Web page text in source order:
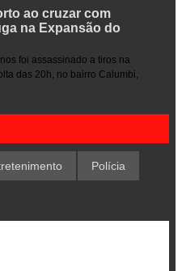
ao cruzar com
na Expansão do
foi assassinado a tiros na
das 20h, no bairro Calumbi,
Polícia